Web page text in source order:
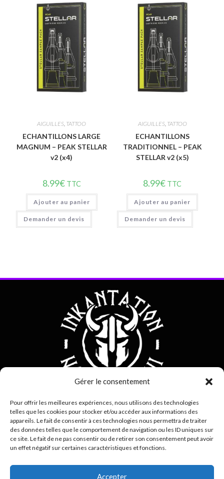
Gérer le consentement
Pour offrir les meilleures expériences, nous utilisons des technologies
telles que les cookies pour stocker et/ou accéder aux informations des
appareils. Le fait de consentir à ces technologies nous permettra de traiter
des données telles que le comportement de navigation ou les ID uniques sur
ce site. Le fait de ne pas consentir ou de retirer son consentement peut avoir
un effet négatif sur certaines caractéristiques et fonctions.
Accepter
AIGUILLES, TATTOO
ECHANTILLONS LARGE
MAGNUM – PEAK STELLAR
v2 (x4)
8.99€ TTC
Ajouter au panier
Demander un devis
AIGUILLES, TATTOO
ECHANTILLONS
TRADITIONNEL – PEAK
STELLAR v2 (x5)
8.99€ TTC
Ajouter au panier
Demander un devis
0692 42 38 80
contact@inkantation.re